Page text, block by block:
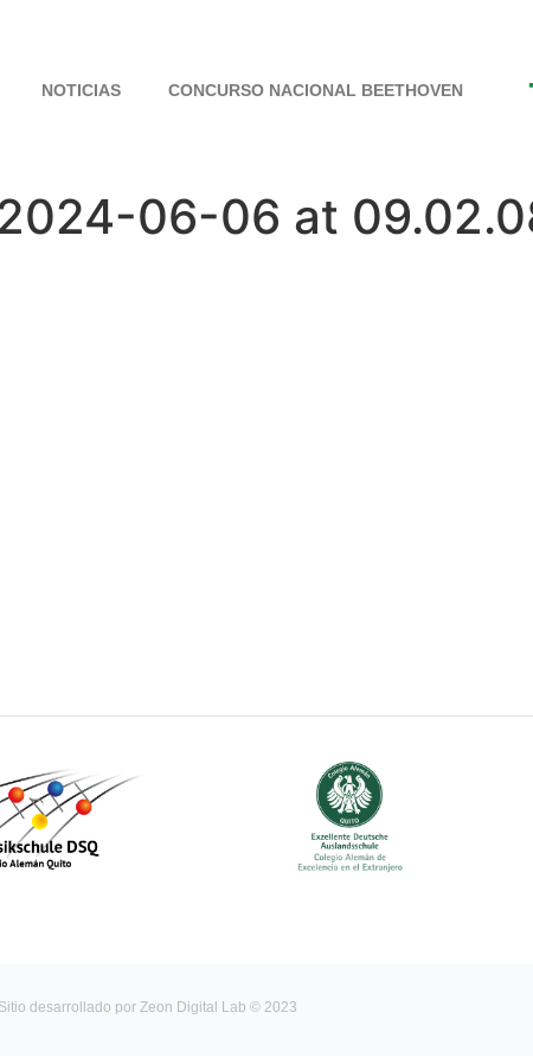
NOTICIAS CONCURSO NACIONAL BEETHOVEN
06-06 at
Sitio desarrollado por Zeon Digital Lab © 2023